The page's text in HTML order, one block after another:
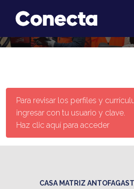
Para revisar los perfiles y
ingresar con tu usuario y clave.
Haz clic aquí para acceder
CASA MATRIZ